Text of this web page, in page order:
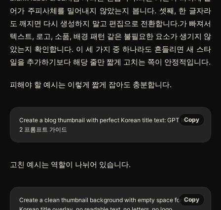
어가 주피사체를 밀어내지 않았는지 봅니다. 셋째, 한 글자라
도 깨지면 다시 생성하지 말고 편집으로 전환합니다.가 빠져서
텍스트, 로고, 소품, 배경 패턴 같은 불필요한 요소가 생기지 않
았는지 확인합니다. 이 세 가지 중 하나라도 흔들리면 새 스타
일을 추가하기보다 해당 줄만 짧게 고치는 쪽이 안정적입니다.
피해야 할 예시는 이렇게 짧게 잡아도 충분합니다.
Create a blog thumbnail with perfect Korean title text: GPT Image
Copy
고친 예시는 역할이 나뉘어 있습니다.
Create a clean thumbnail background with empty space for later
Copy